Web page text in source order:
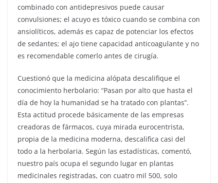
combinado con antidepresivos puede causar
convulsiones; el acuyo es tóxico cuando se combina con
ansiolíticos, además es capaz de potenciar los efectos
de sedantes; el ajo tiene capacidad anticoagulante y no
es recomendable comerlo antes de cirugía.
Cuestionó que la medicina alópata descalifique el
conocimiento herbolario: “Pasan por alto que hasta el
día de hoy la humanidad se ha tratado con plantas”.
Esta actitud procede básicamente de las empresas
creadoras de fármacos, cuya mirada eurocentrista,
propia de la medicina moderna, descalifica casi del
todo a la herbolaria. Según las estadísticas, comentó,
nuestro país ocupa el segundo lugar en plantas
medicinales registradas, con cuatro mil 500, solo